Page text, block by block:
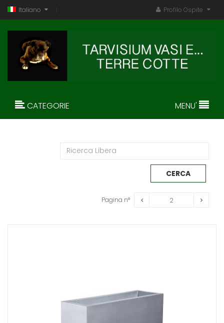
Italiano Profilo Ospite
CATEGORIE MENU'
Pagina n° 2